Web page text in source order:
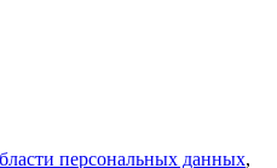
персональных данных,